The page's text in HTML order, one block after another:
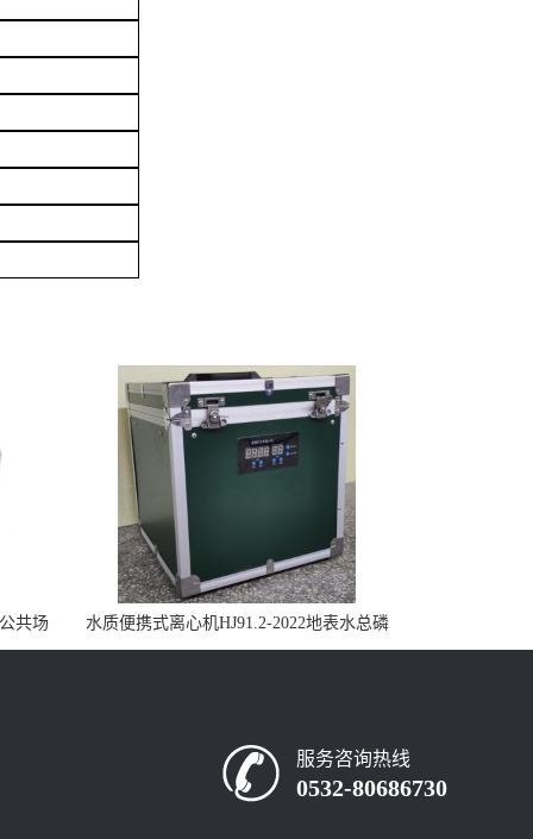
共场
水质便携式离心机HJ91.2-2022地表水总磷
监测内置有电池
服务咨询热线
0532-80686730